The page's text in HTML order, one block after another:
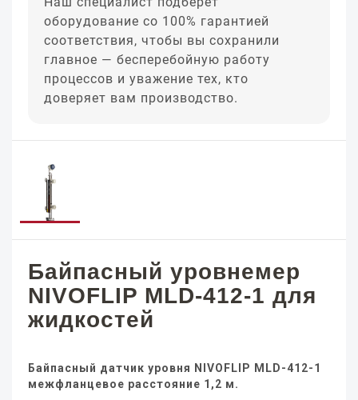
оборудование со 100% гарантией
соответствия, чтобы вы сохранили
главное — бесперебойную работу
процессов и уважение тех, кто
доверяет вам производство.
Байпасный уровнемер
NIVOFLIP MLD-412-1 для
жидкостей
Байпасный датчик уровня NIVOFLIP MLD-412-1
межфланцевое расстояние 1,2 м.